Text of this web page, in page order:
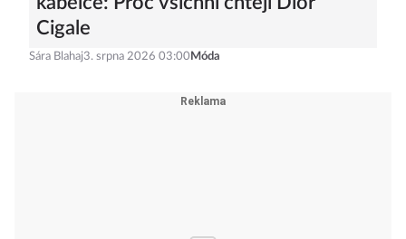
Cigale
Sára Blahaj3. srpna 2026 03:00 Móda